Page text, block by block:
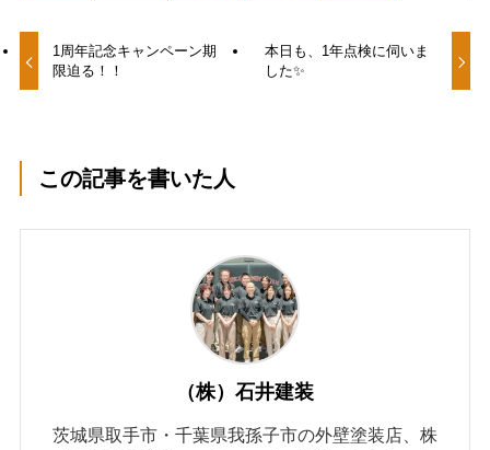
1周年記念キャンペーン期
限迫る！！
本日も、1年点検に伺いま
した✨
この記事を書いた人
（株）石井建装
茨城県取手市・千葉県我孫子市の外壁塗装店、株